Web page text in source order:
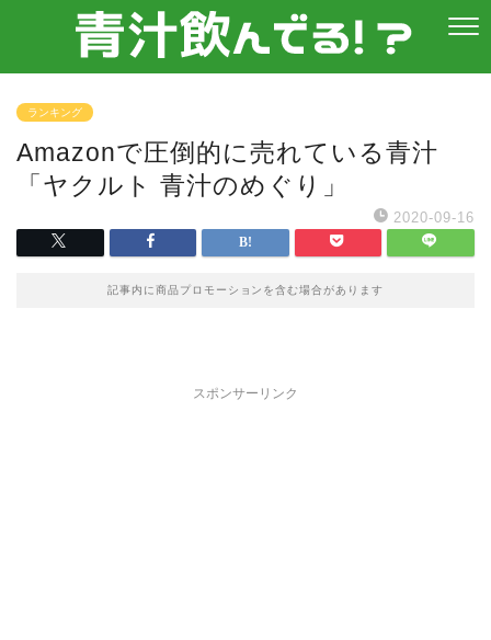
ランキング
Amazonで圧倒的に売れている青汁
「ヤクルト 青汁のめぐり」
2020-09-16
記事内に商品プロモーションを含む場合があります
スポンサーリンク